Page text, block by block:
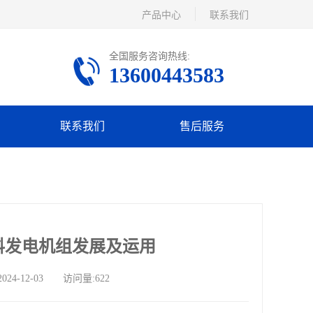
联系我们
产品中心
全国服务咨询热线:
13600443583
联系我们 售后服务
电机组发展及运用
12-03 访问量:622